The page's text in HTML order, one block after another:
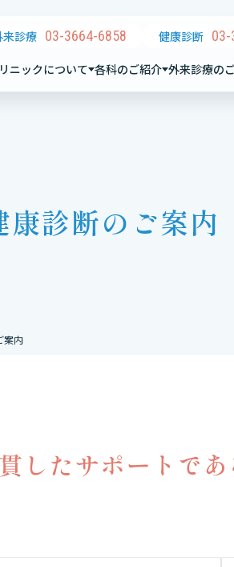
来診療 03-3664-6858 健康診断 03-
ニックについて 各科のご紹介 外来診療の
康診断のご案内
案内
したサポートで